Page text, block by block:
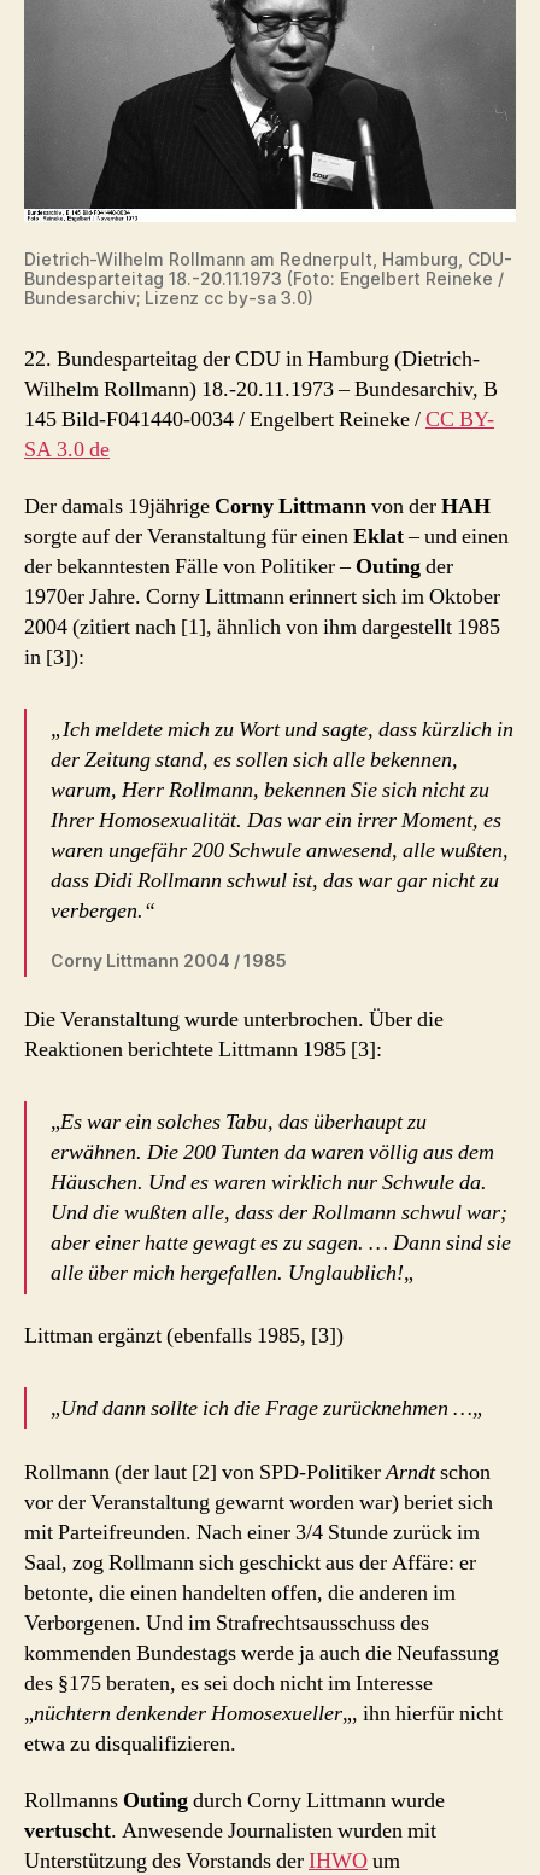
Dietrich-Wilhelm Rollmann am Rednerpult, Hamburg, CDU-
Bundesparteitag 18.-20.11.1973 (Foto: Engelbert Reineke /
Bundesarchiv; Lizenz cc by-sa 3.0)
22. Bundesparteitag der CDU in Hamburg (Dietrich-
Wilhelm Rollmann) 18.-20.11.1973–Bundesarchiv, B
145 Bild-F041440-0034 / Engelbert Reineke /CC BY-
SA 3.0 de
Der damals 19jährige Corny Littmannvon derHAH
sorgte auf der Veranstaltung für einenEklat– und einen
der bekanntesten Fälle von Politiker –Outingder
1970er Jahre. Corny Littmann erinnert sich im Oktober
2004 (zitiert nach [1], ähnlich von ihm dargestellt 1985
in [3]):
„Ich meldete mich zu Wort und sagte, dass kürzlich in
der Zeitung stand, es sollen sich alle bekennen,
warum, Herr Rollmann, bekennen Sie sich nicht zu
Ihrer Homosexualität. Das war ein irrer Moment, es
waren ungefähr 200 Schwule anwesend, alle wußten,
dass Didi Rollmann schwul ist, das war gar nicht zu
verbergen.“
Corny Littmann 2004 / 1985
Die Veranstaltung wurde unterbrochen. Über die
Reaktionen berichtete Littmann 1985 [3]:
„Es war ein solches Tabu, das überhaupt zu
erwähnen. Die 200 Tunten da waren völlig aus dem
Häuschen. Und es waren wirklich nur Schwule da.
Und die wußten alle, dass der Rollmann schwul war;
aber einer hatte gewagt es zu sagen. … Dann sind sie
alle über mich hergefallen. Unglaublich!„
Littman ergänzt (ebenfalls 1985, [3])
„Und dann sollte ich die Frage zurücknehmen …„
Rollmann (der laut [2] von SPD-PolitikerArndtschon
vor der Veranstaltung gewarnt worden war) beriet sich
mit Parteifreunden. Nach einer 3/4 Stunde zurück im
Saal, zog Rollmann sich geschickt aus der Affäre: er
betonte, die einen handelten offen, die anderen im
Verborgenen. Und im Strafrechtsausschuss des
kommenden Bundestags werde ja auch die Neufassung
des §175 beraten, es sei doch nicht im Interesse
„nüchtern denkender Homosexueller„, ihn hierfür nicht
etwa zu disqualifizieren.
Rollmanns Outingdurch Corny Littmann wurde
vertuscht. Anwesende Journalisten wurden mit
Unterstützung des Vorstands derIHWOum